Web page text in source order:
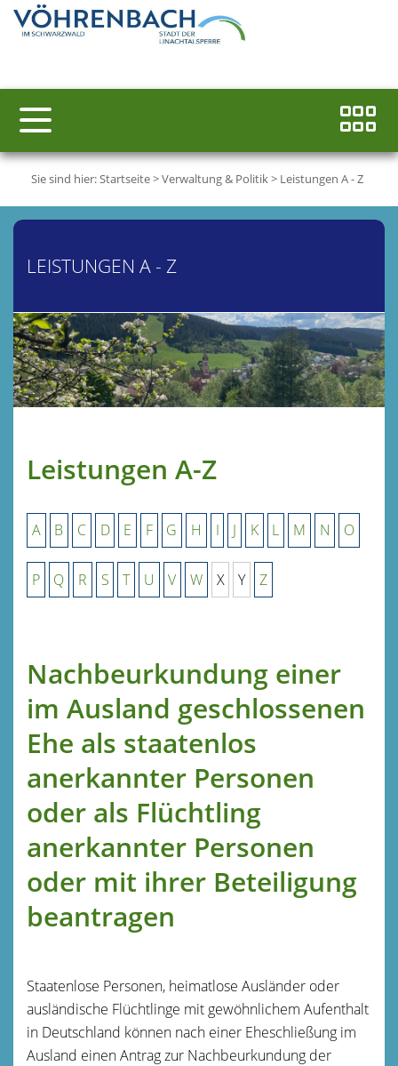
Sie sind hier:Startseite>Verwaltung & Politik> Leistungen A - Z
LEISTUNGEN A - Z
Leistungen A-Z
A B C D E F G H I J K L M N O
P Q R S T U V W X Y Z
Nachbeurkundung einer
im Ausland geschlossenen
Ehe als staatenlos
anerkannter Personen
oder als Flüchtling
anerkannter Personen
oder mit ihrer Beteiligung
beantragen
Staatenlose Personen, heimatlose Ausländer oder
ausländische Flüchtlinge mit gewöhnlichem Aufenthalt
in Deutschland können nach einer Eheschließung im
Ausland einen Antrag zur Nachbeurkundung der